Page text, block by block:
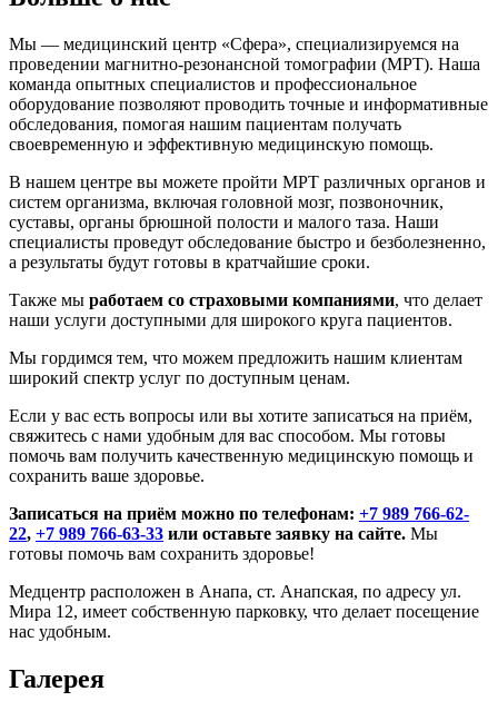
Мы — медицинский центр «Сфера», специализируемся на
проведении магнитно-резонансной томографии (МРТ). Наша
команда опытных специалистов и профессиональное
оборудование позволяют проводить точные и информативные
обследования, помогая нашим пациентам получать
своевременную и эффективную медицинскую помощь.
В нашем центре вы можете пройти МРТ различных органов и
систем организма, включая головной мозг, позвоночник,
суставы, органы брюшной полости и малого таза. Наши
специалисты проведут обследование быстро и безболезненно,
а результаты будут готовы в кратчайшие сроки.
Также мы работаем со страховыми компаниями, что делает
наши услуги доступными для широкого круга пациентов.
Мы гордимся тем, что можем предложить нашим клиентам
широкий спектр услуг по доступным ценам.
Если у вас есть вопросы или вы хотите записаться на приём,
свяжитесь с нами удобным для вас способом. Мы готовы
помочь вам получить качественную медицинскую помощь и
сохранить ваше здоровье.
Записаться на приём можно по телефонам: +7 989 766-62-
22, +7 989 766-63-33 или оставьте заявку на сайте. Мы
готовы помочь вам сохранить здоровье!
Медцентр расположен в Анапа, ст. Анапская, по адресу ул.
Мира 12, имеет собственную парковку, что делает посещение
нас удобным.
Галерея